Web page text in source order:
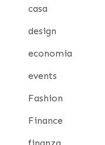
casa
design
economia
events
Fashion
Finance